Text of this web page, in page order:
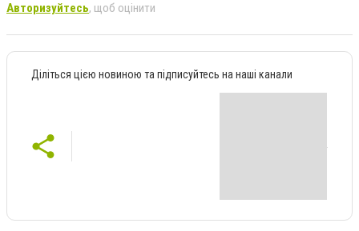
Авторизуйтесь, щоб оцінити
Діліться цією новиною та підписуйтесь на наші канали